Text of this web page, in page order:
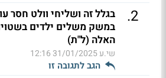
2
.
בגלל זה ושליחי וולט חסר
במשק משלים ילדים
האלה (ל"ת)
שי.ע31/01/2025 12:16
הגב לתגובה זו